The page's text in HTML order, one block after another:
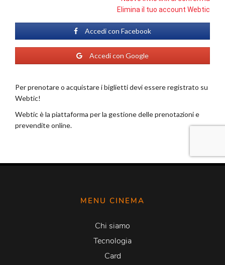
MENU CINEMA
Chi siamo
Tecnologia
Card